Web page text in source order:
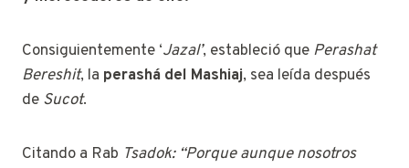
Consiguientemente ‘Jazal’, estableció que Perashat
Bereshit, la perashá del Mashiaj, sea leída después
de Sucot.
Citando a Rab Tsadok: “Porque aunque nosotros